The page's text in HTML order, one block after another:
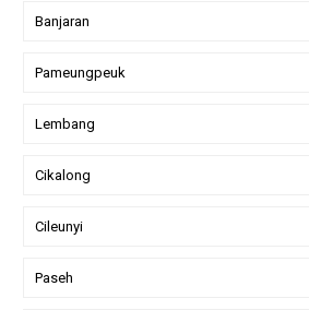
Banjaran
Pameungpeuk
Lembang
Cikalong
Cileunyi
Paseh